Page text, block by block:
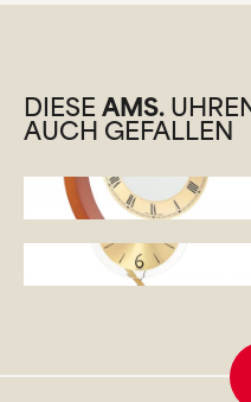
DIESEAMS.
AUCH GEFALLEN